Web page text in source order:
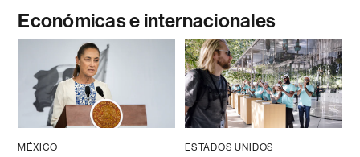
Económicas e internacionales
MÉXICO ESTADOS UNIDOS